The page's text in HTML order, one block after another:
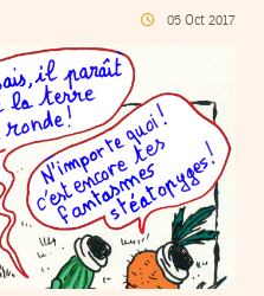
05 Oct 2017